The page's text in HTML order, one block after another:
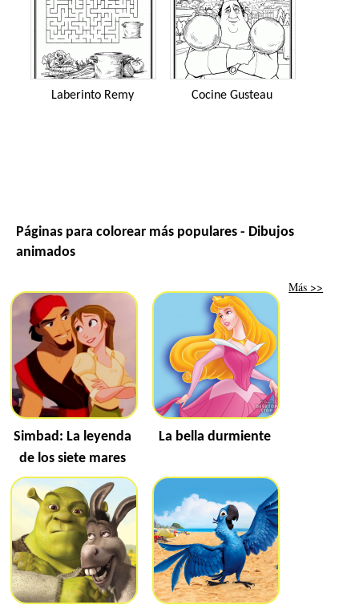
Laberinto Remy Cocine Gusteau
Páginas para colorear más populares - Dibujos
animados
Simbad: La leyenda
de los siete mares
La bella durmiente
Más >>